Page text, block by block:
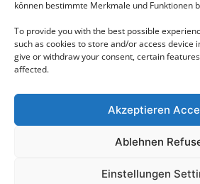
können bestimmte Merkmale und Funktionen
To provide you with the best possible
such as cookies to store and/or access device
give or withdraw your consent, certain
affected.
Akzeptieren
Ablehnen
Einstellungen
Kontakt
+48 684 555 111
+48 603 526 863